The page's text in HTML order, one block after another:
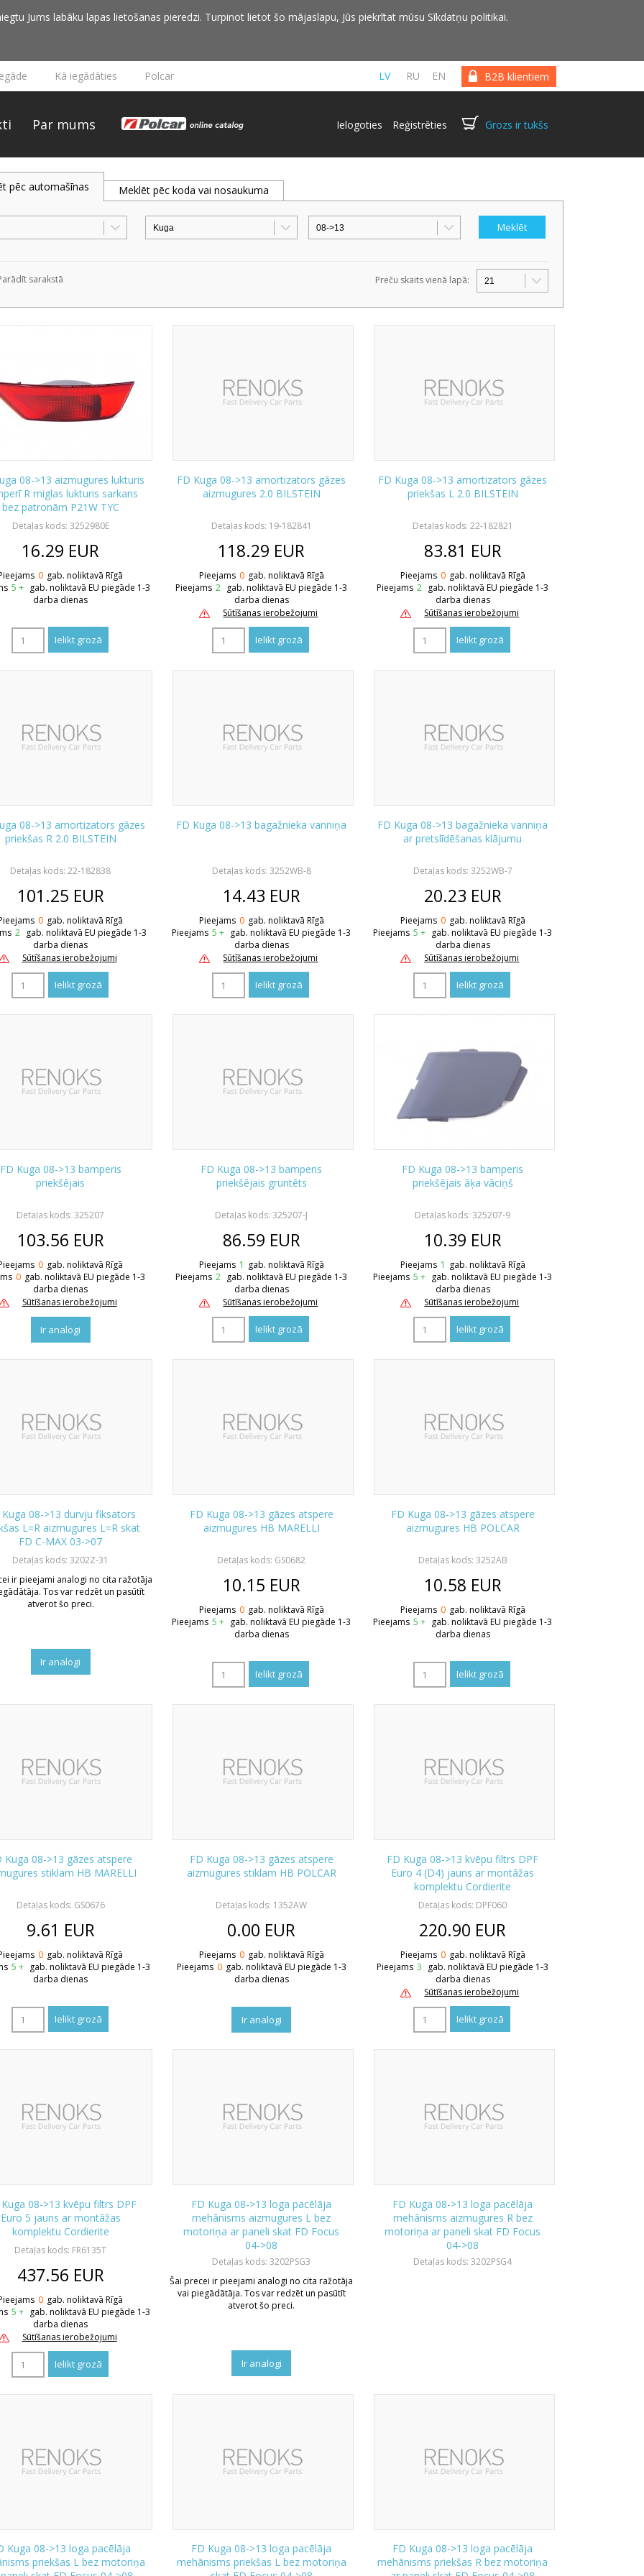
Jums labāku lapas lietošanas pieredzi. Turpinot lietot šo mājaslapu, Jūs piekrītat mūsu Sīkdatņu politikai.
B2B klientiem
LV RU EN
Kā iegādāties Polcar
Par mums Ielogoties Reģistrēties Grozs ir tukšs
pēc automašīnas Meklēt pēc koda vai nosaukuma
sarakstā Preču skaits vienā lapā:
08->13 aizmugures lukturis
R miglas lukturis sarkans
bez patronām P21W TYC
Detaļas kods: 3252980E
16.29 EUR
0 gab. noliktavā Rīgā
5 + gab. noliktavā EU piegāde 1-3
darba dienas
FD Kuga 08->13 amortizators gāzes
aizmugures 2.0 BILSTEIN
Detaļas kods: 19-182841
118.29 EUR
Pieejams 0 gab. noliktavā Rīgā
Pieejams 2 gab. noliktavā EU piegāde 1-3
darba dienas
Sūtīšanas ierobežojumi
FD Kuga 08->13 amortizators gāzes
priekšas L 2.0 BILSTEIN
Detaļas kods: 22-182821
83.81 EUR
Pieejams 0 gab. noliktavā Rīgā
Pieejams 2 gab. noliktavā EU piegāde 1-3
darba dienas
Sūtīšanas ierobežojumi
08->13 amortizators gāzes
priekšas R 2.0 BILSTEIN
Detaļas kods: 22-182838
101.25 EUR
0 gab. noliktavā Rīgā
2 gab. noliktavā EU piegāde 1-3
darba dienas
Sūtīšanas ierobežojumi
FD Kuga 08->13 bagažnieka vanniņa
Detaļas kods: 3252WB-8
14.43 EUR
Pieejams 0 gab. noliktavā Rīgā
Pieejams 5 + gab. noliktavā EU piegāde 1-3
darba dienas
Sūtīšanas ierobežojumi
FD Kuga 08->13 bagažnieka vanniņa
ar pretslīdēšanas klājumu
Detaļas kods: 3252WB-7
20.23 EUR
Pieejams 0 gab. noliktavā Rīgā
Pieejams 5 + gab. noliktavā EU piegāde 1-3
darba dienas
Sūtīšanas ierobežojumi
FD Kuga 08->13 bamperis
priekšējais
Detaļas kods: 325207
103.56 EUR
0 gab. noliktavā Rīgā
0 gab. noliktavā EU piegāde 1-3
darba dienas
Sūtīšanas ierobežojumi
Ir analogi
FD Kuga 08->13 bamperis
priekšējais gruntēts
Detaļas kods: 325207-J
86.59 EUR
Pieejams 1 gab. noliktavā Rīgā
Pieejams 2 gab. noliktavā EU piegāde 1-3
darba dienas
Sūtīšanas ierobežojumi
FD Kuga 08->13 bamperis
priekšējais āķa vāciņš
Detaļas kods: 325207-9
10.39 EUR
Pieejams 1 gab. noliktavā Rīgā
Pieejams 5 + gab. noliktavā EU piegāde 1-3
darba dienas
Sūtīšanas ierobežojumi
Kuga 08->13 durvju fiksators
L=R aizmugures L=R skat
FD C-MAX 03->07
Detaļas kods: 3202Z-31
ir pieejami analogi no cita ražotāja
Tos var redzēt un pasūtīt
atverot šo preci.
Ir analogi
FD Kuga 08->13 gāzes atspere
aizmugures HB MARELLI
Detaļas kods: GS0682
10.15 EUR
Pieejams 0 gab. noliktavā Rīgā
Pieejams 5 + gab. noliktavā EU piegāde 1-3
darba dienas
FD Kuga 08->13 gāzes atspere
aizmugures HB POLCAR
Detaļas kods: 3252AB
10.58 EUR
Pieejams 0 gab. noliktavā Rīgā
Pieejams 5 + gab. noliktavā EU piegāde 1-3
darba dienas
Kuga 08->13 gāzes atspere
stiklam HB MARELLI
Detaļas kods: GS0676
9.61 EUR
0 gab. noliktavā Rīgā
5 + gab. noliktavā EU piegāde 1-3
darba dienas
FD Kuga 08->13 gāzes atspere
aizmugures stiklam HB POLCAR
Detaļas kods: 1352AW
0.00 EUR
Pieejams 0 gab. noliktavā Rīgā
Pieejams 0 gab. noliktavā EU piegāde 1-3
darba dienas
Ir analogi
FD Kuga 08->13 kvēpu filtrs DPF
Euro 4 (D4) jauns ar montāžas
komplektu Cordierite
Detaļas kods: DPF060
220.90 EUR
Pieejams 0 gab. noliktavā Rīgā
Pieejams 3
gab. noliktavā EU piegāde 1-3
darba dienas
Sūtīšanas ierobežojumi
08->13 kvēpu filtrs DPF
Euro 5 jauns ar montāžas
komplektu Cordierite
Detaļas kods: FR6135T
437.56 EUR
0 gab. noliktavā Rīgā
5 + gab. noliktavā EU piegāde 1-3
darba dienas
Sūtīšanas ierobežojumi
FD Kuga 08->13 loga pacēlāja
mehānisms aizmugures L bez
motoriņa ar paneli skat FD Focus
04->08
Detaļas kods: 3202PSG3
Šai precei ir pieejami analogi no cita ražotāja
vai piegādātāja. Tos var redzēt un pasūtīt
atverot šo preci.
Ir analogi
FD Kuga 08->13 loga pacēlāja
mehānisms aizmugures R bez
motoriņa ar paneli skat FD Focus
04->08
Detaļas kods: 3202PSG4
Kuga 08->13 loga pacēlāja
priekšas L bez motoriņa
FD Kuga 08->13 loga pacēlāja
mehānisms priekšas L bez motoriņa
FD Kuga 08->13 loga pacēlāja
mehānisms priekšas R bez motoriņa